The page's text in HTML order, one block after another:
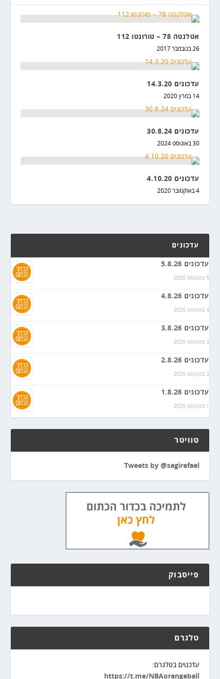
אטלנטה 78 – טורונטו 112
26 בנובמבר 2017
עדכונים 14.3.20
14 במרץ 2020
עדכונים 30.8.24
30 באוגוסט 2024
עדכונים 4.10.20
4 באוקטובר 2020
עדכונים
עדכונים 5.8.26
5 באוגוסט 2026
עדכונים 4.8.26
4 באוגוסט 2026
עדכונים 3.8.26
3 באוגוסט 2026
עדכונים 2.8.26
2 באוגוסט 2026
עדכונים 1.8.26
1 באוגוסט 2026
טוויטר
Tweets by @sagirefael
פייסבוק
טלגרם
עדכנוים בטלגרם:
https://t.me/NBAorangeball